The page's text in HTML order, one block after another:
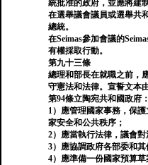
統批准的政府，並應將建
在選舉議會議員或選舉共
總統。
在Seimas參加會議的
有權採取行動。
第九十三條
總理和部長在就職之前，
守憲法和法律。宣誓文本
第94條立陶宛共和國政府：
1）應管理國家事務，保
家安全和公共秩序；
2）應當執行法律，議會
3）應協調政府各部委和其
4）應準備一份國家預算草